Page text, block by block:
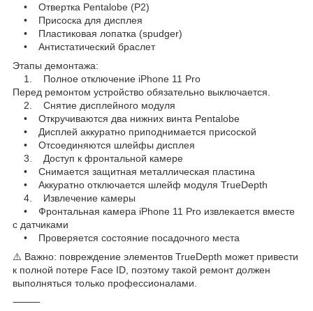
• Отвертка Pentalobe (P2)
• Присоска для дисплея
• Пластиковая лопатка (spudger)
• Антистатический браслет
Этапы демонтажа:
1. Полное отключение iPhone 11 Pro
Перед ремонтом устройство обязательно выключается.
2. Снятие дисплейного модуля
• Откручиваются два нижних винта Pentalobe
• Дисплей аккуратно приподнимается присоской
• Отсоединяются шлейфы дисплея
3. Доступ к фронтальной камере
• Снимается защитная металлическая пластина
• Аккуратно отключается шлейф модуля TrueDepth
4. Извлечение камеры
• Фронтальная камера iPhone 11 Pro извлекается вместе
с датчиками
• Проверяется состояние посадочного места
⚠️ Важно: повреждение элементов TrueDepth может привести
к полной потере Face ID, поэтому такой ремонт должен
выполняться только профессионалами.
⸻